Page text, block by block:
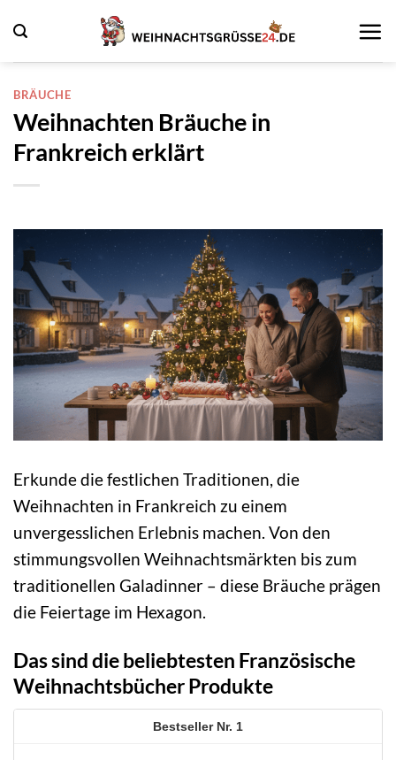
Inhalt
springen
BRÄUCHE
Weihnachten Bräuche in
Frankreich erklärt
Erkunde die festlichen Traditionen, die
Weihnachten in Frankreich zu einem
unvergesslichen Erlebnis machen. Von den
stimmungsvollen Weihnachtsmärkten bis zum
traditionellen Galadinner – diese Bräuche prägen
die Feiertage im Hexagon.
Das sind die beliebtesten Französische
Weihnachtsbücher Produkte
1